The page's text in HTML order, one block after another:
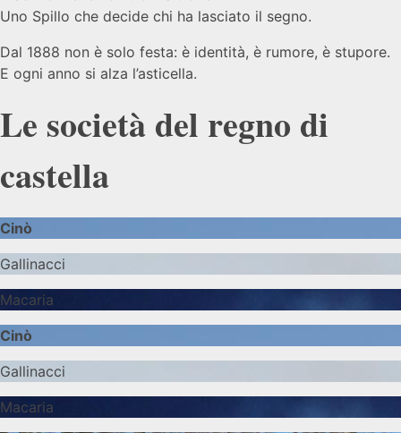
Uno Spillo che decide chi ha lasciato il segno.
Dal 1888 non è solo festa: è identità, è rumore, è stupore.
E ogni anno si alza l’asticella.
Le società del regno di
castella
Cinò
Gallinacci
Macaria
Cinò
Gallinacci
Macaria